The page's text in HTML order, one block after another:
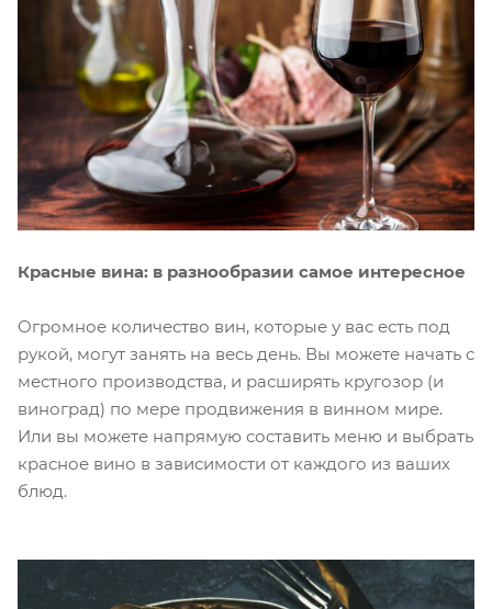
Красные вина: в разнообразии самое интересное
Огромное количество вин, которые у вас есть под
рукой, могут занять на весь день. Вы можете начать с
местного производства, и расширять кругозор (и
виноград) по мере продвижения в винном мире.
Или вы можете напрямую составить меню и выбрать
красное вино в зависимости от каждого из ваших
блюд.